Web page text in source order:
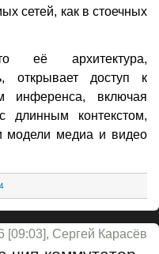
сетей, как в стоечных
её архитектура,
открывает доступ к
инференса, включая
контекстом,
модели медиа и видео
[09:03], Сергей Карасёв